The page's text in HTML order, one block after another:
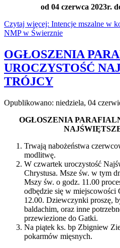
od 04 czerwca 2023r.
Czytaj więcej: Intencje mszalne w
NMP w Świerznie
OGŁOSZENIA
UROCZYSTOŚĆ
TRÓJCY
Opublikowano: niedziela, 04
OGŁOSZENIA
Trwają nabożeństwa
modlitwę.
W czwartek uroczystość
Chrystusa. Msze św. w tym
Mszy św. o godz. 11.00
odbędzie się w miejscowości
12.00. Dziewczynki proszę,
baldachim, oraz inne
przewiezione do Gatki.
Na piątek ks. bp Zbigniew
pokarmów mięsnych.